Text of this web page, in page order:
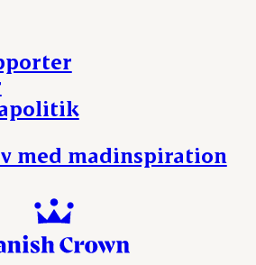
med madinspiration